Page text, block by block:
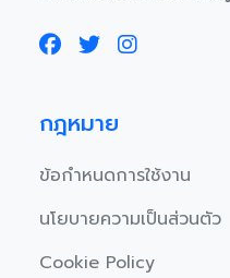
กฎหมาย
ข้อกำหนดการใช้งาน
นโยบายความเป็นส่วนตัว
Cookie Policy